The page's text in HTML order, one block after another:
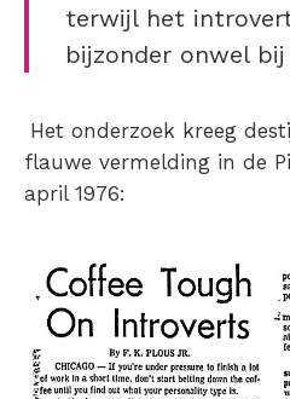
terwijl het
bijzonder onwel bij
Het onderzoek kreeg
flauwe vermelding in de
april 1976: